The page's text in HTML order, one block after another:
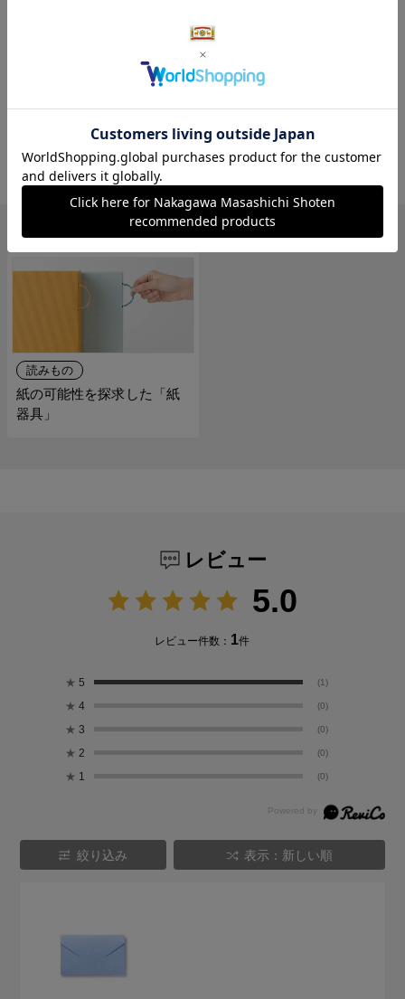
耐水紙という性質をいかし、お好みで水に数秒
さらし、乾かしてから使うのもおすすめです。
水に濡らすことで紙が柔らかくなり、風合いも
少し変化します。まずは普通に使ってみて、そ
の違いを楽しんでみてはいかがでしょうか。
関連の読みもの
読みもの
紙の可能性を探求した「紙
器具」
レビュー
5.0
レビュー件数： 1件
★ 5 (1)
★ 4 (0)
★ 3 (0)
★ 2 (0)
★ 1 (0)
絞り込み 表示：新しい順